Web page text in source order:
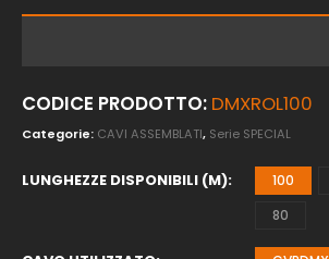
CODICE PRODOTTO: DMXROL100
Categorie: CAVI ASSEMBLATI, Serie SPECIAL
LUNGHEZZE DISPONIBILI (M) 100
80